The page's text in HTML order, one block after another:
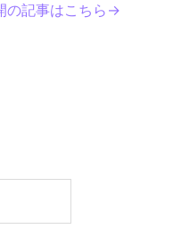
の記事はこちら→